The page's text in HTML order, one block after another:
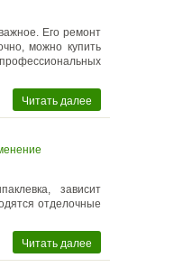
Его ремонт
можно купить
Читать далее
зависит
отделочные
Читать далее